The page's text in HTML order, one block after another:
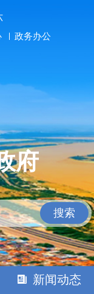
政务办公
府
搜索
新闻动态